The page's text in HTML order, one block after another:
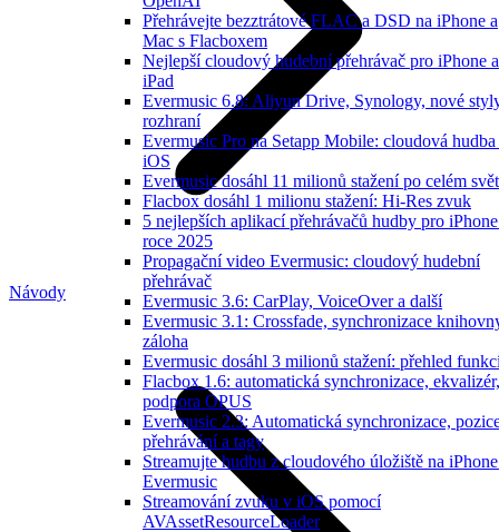
Přehrávejte bezztrátové FLAC a DSD na iPhone a
Mac s Flacboxem
Nejlepší cloudový hudební přehrávač pro iPhone a
iPad
Evermusic 6.8: Aliyun Drive, Synology, nové
rozhraní
Evermusic Pro na Setapp Mobile: cloudová
iOS
Evermusic dosáhl 11 milionů stažení po celém
Flacbox dosáhl 1 milionu stažení: Hi-Res zvuk
5 nejlepších aplikací přehrávačů hudby pro
roce 2025
Propagační video Evermusic: cloudový hudební
přehrávač
Evermusic 3.6: CarPlay, VoiceOver a další
Evermusic 3.1: Crossfade, synchronizace
záloha
Evermusic dosáhl 3 milionů stažení: přehled
Flacbox 1.6: automatická synchronizace, ekvalizér,
podpora OPUS
Evermusic 2.3: Automatická synchronizace,
přehrávání a tagy
Streamujte hudbu z cloudového úložiště na
Evermusic
Streamování zvuku v iOS pomocí
AVAssetResourceLoader
Návody